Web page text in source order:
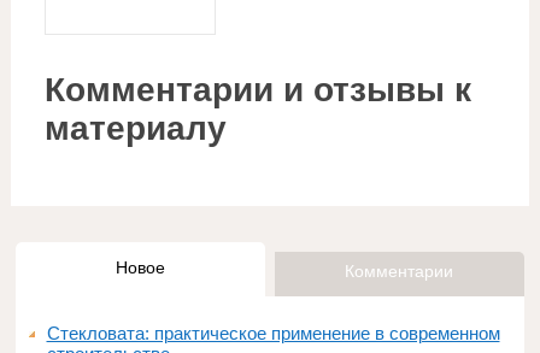
Комментарии и отзывы к
материалу
Новое Комментарии
Стекловата: практическое применение в современном